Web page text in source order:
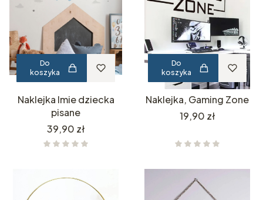
Do
koszyka
Naklejka Imie dziecka
pisane
Cena
39,90 zł
Do
koszyka
Naklejka, Gaming Zone
Cena
19,90 zł